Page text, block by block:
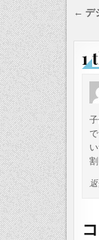
投
ナ
ビ
ー
シ
ョ
ン
← デ
1